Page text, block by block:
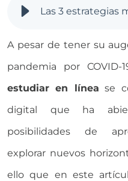
A pesar de tener su
pandemia por
estudiar en línea se
digital que ha
posibilidades de
explorar nuevos
ello que en este